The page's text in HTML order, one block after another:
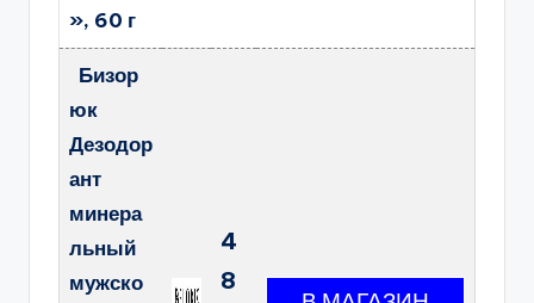
», 60 г
Бизор
юк
Дезодор
ант
минера
льный
мужско
4
8